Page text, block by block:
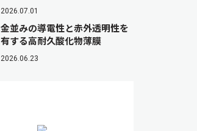
2026.07.01
金並みの導電性と赤外透明性を
有する高耐久酸化物薄膜
2026.06.23